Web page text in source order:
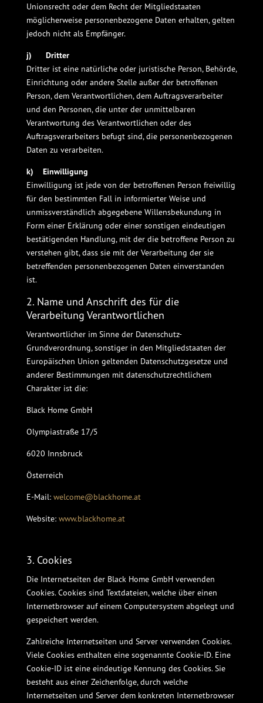
Unionsrecht oder dem Recht der Mitgliedstaaten
möglicherweise personenbezogene Daten erhalten, gelten
jedoch nicht als Empfänger.
j) Dritter
Dritter ist eine natürliche oder juristische Person, Behörde,
Einrichtung oder andere Stelle außer der betroffenen
Person, dem Verantwortlichen, dem Auftragsverarbeiter
und den Personen, die unter der unmittelbaren
Verantwortung des Verantwortlichen oder des
Auftragsverarbeiters befugt sind, die personenbezogenen
Daten zu verarbeiten.
k) Einwilligung
Einwilligung ist jede von der betroffenen Person freiwillig
für den bestimmten Fall in informierter Weise und
unmissverständlich abgegebene Willensbekundung in
Form einer Erklärung oder einer sonstigen eindeutigen
bestätigenden Handlung, mit der die betroffene Person zu
verstehen gibt, dass sie mit der Verarbeitung der sie
betreffenden personenbezogenen Daten einverstanden
ist.
2. Name und Anschrift des für die
Verarbeitung Verantwortlichen
Verantwortlicher im Sinne der Datenschutz-
Grundverordnung, sonstiger in den Mitgliedstaaten der
Europäischen Union geltenden Datenschutzgesetze und
anderer Bestimmungen mit datenschutzrechtlichem
Charakter ist die:
Black Home GmbH
Olympiastraße 17/5
6020 Innsbruck
Österreich
E-Mail: welcome@blackhome.at
Website: www.blackhome.at
3. Cookies
Die Internetseiten der Black Home GmbH verwenden
Cookies. Cookies sind Textdateien, welche über einen
Internetbrowser auf einem Computersystem abgelegt und
gespeichert werden.
Zahlreiche Internetseiten und Server verwenden Cookies.
Viele Cookies enthalten eine sogenannte Cookie-ID. Eine
Cookie-ID ist eine eindeutige Kennung des Cookies. Sie
besteht aus einer Zeichenfolge, durch welche
Internetseiten und Server dem konkreten Internetbrowser